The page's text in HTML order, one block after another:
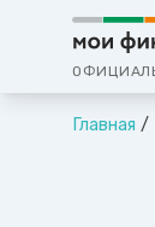
Главная